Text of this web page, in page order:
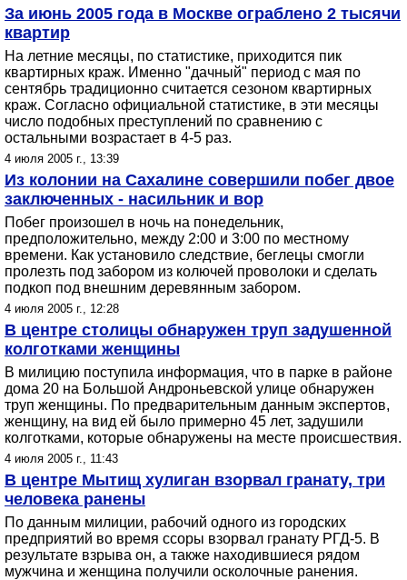
За июнь 2005 года в Москве ограблено 2 тысячи
квартир
На летние месяцы, по статистике, приходится пик
квартирных краж. Именно "дачный" период с мая по
сентябрь традиционно считается сезоном квартирных
краж. Согласно официальной статистике, в эти месяцы
число подобных преступлений по сравнению с
остальными возрастает в 4-5 раз.
4 июля 2005 г., 13:39
Из колонии на Сахалине совершили побег двое
заключенных - насильник и вор
Побег произошел в ночь на понедельник,
предположительно, между 2:00 и 3:00 по местному
времени. Как установило следствие, беглецы смогли
пролезть под забором из колючей проволоки и сделать
подкоп под внешним деревянным забором.
4 июля 2005 г., 12:28
В центре столицы обнаружен труп задушенной
колготками женщины
В милицию поступила информация, что в парке в районе
дома 20 на Большой Андроньевской улице обнаружен
труп женщины. По предварительным данным экспертов,
женщину, на вид ей было примерно 45 лет, задушили
колготками, которые обнаружены на месте происшествия.
4 июля 2005 г., 11:43
В центре Мытищ хулиган взорвал гранату, три
человека ранены
По данным милиции, рабочий одного из городских
предприятий во время ссоры взорвал гранату РГД-5. В
результате взрыва он, а также находившиеся рядом
мужчина и женщина получили осколочные ранения.